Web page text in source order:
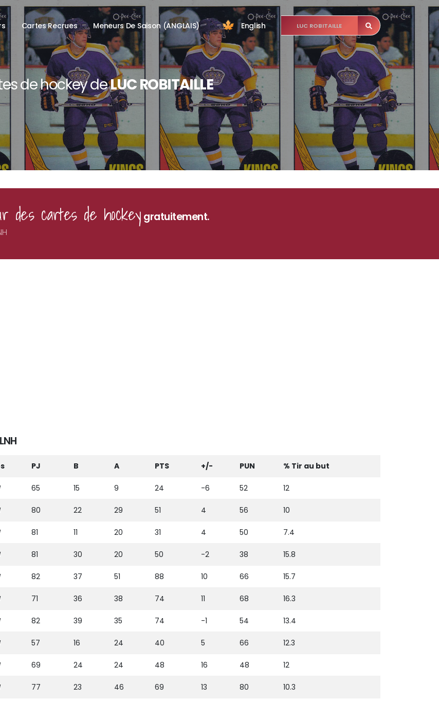
Cartes Recrues Meneurs De Saison (ANGLAIS) English
de hockey deLUC ROBITAILLE
des cartes de hockey gratuitement.
PJ B A PTS +/- PUN % Tir au but
65 15 9 24 -6 52 12
80 22 29 51 4 56 10
81 11 20 31 4 50 7.4
81 30 20 50 -2 38 15.8
82 37 51 88 10 66 15.7
71 36 38 74 11 68 16.3
82 39 35 74 -1 54 13.4
57 16 24 40 5 66 12.3
69 24 24 48 16 48 12
77 23 46 69 13 80 10.3